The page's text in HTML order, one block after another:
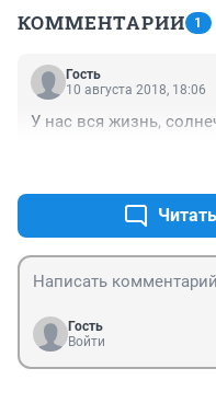
КОММЕНТАРИИ 1
Гость
10 августа 2018, 18:06
У нас вся жизнь,
Гость
Войти